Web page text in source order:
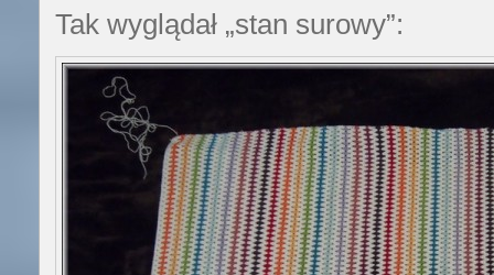
Tak wyglądał „stan surowy”: